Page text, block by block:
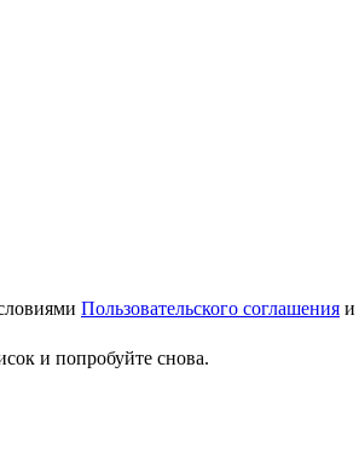
Пользовательского соглашения и
и попробуйте снова.